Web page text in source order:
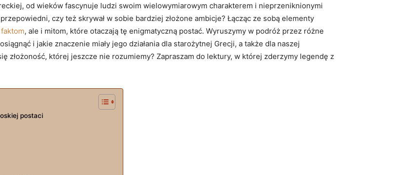
od wieków fascynuje ludzi swoim‍ wielowymiarowym‍ charakterem i nieprzeniknionymi
czy też skrywał‍ w sobie bardziej złożone ⁢ambicje? Łącząc ​ze sobą elementy
, ale ⁣i mitom, które otaczają tę ⁣enigmatyczną postać. Wyruszymy ⁤w podróż przez różne
i jakie znaczenie⁣ miały jego ‍działania⁣ dla⁣ starożytnej Grecji, ​a także dla naszej
złożoność, której jeszcze nie rozumiemy? Zapraszam do lektury, w której⁣ zderzymy legendę z
postaci